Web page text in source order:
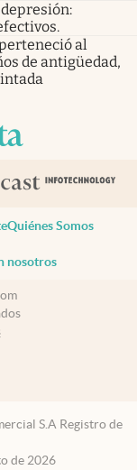
al
de antigüedad,
pestañapestaña
nueva pestaña
en nueva pestaña
Quiénes Somos
nosotros
S.A Registro de
de 2026